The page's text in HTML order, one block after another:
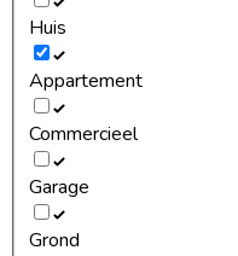
Huis
Appartement
Commercieel
Garage
Grond